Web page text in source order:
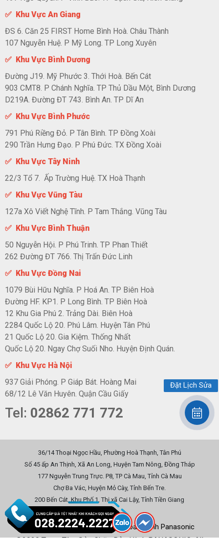
✅ Khu Vực An Giang
ĐS 6. Căn 25 FIRST Home Bình Hoà. Châu Thành
107 Nguyễn Huệ. P Mỹ Long. TP Long Xuyên
✅ Khu Vực Bình Dương
Đường J19. Mỹ Phước 3. Thới Hoà. Bến Cát
903 CMT8. P Chánh Nghĩa. TP Thủ Dầu Một, Bình Dương
D219A. Đường ĐT 743. Bình An. TP Dĩ An
✅ Khu Vực Bình Phước
791 Phú Riềng Đỏ. P Tân Bình. TP Đồng Xoài
290 Trần Hưng Đạo. P Phú Đức. TX Đồng Xoài
✅ Khu Vực Tây Ninh
22/3 Tổ 7. Ấp Trường Huệ. TX Hoà Thạnh
✅ Khu Vực Vũng Tàu
127a Xô Viết Nghệ Tĩnh. P Tam Thắng. Vũng Tàu
✅ Khu Vực Bình Thuận
50 Nguyễn Hội. P Phú Trinh. TP Phan Thiết
262 Đường ĐT 766. Thị Trấn Đức Linh
✅ Khu Vực Đồng Nai
1079 Bùi Hữu Nghĩa. P Hoá An. TP Biên Hoà
Đường HF. KP1. P Long Bình. TP Biên Hoà
12 Khu Gia Phú 2. Trảng Dài. Biên Hoà
2284 Quốc Lộ 20. Phú Lâm. Huyện Tân Phú
21 Quốc Lộ 20. Gia Kiệm. Thống Nhất
Quốc Lộ 20. Ngay Chợ Suối Nho. Huyện Định Quán.
✅ Khu Vực Hà Nội
937 Giải Phóng. P Giáp Bát. Hoàng Mai
68/12 Lê Văn Huyên. Quận Cầu Giấy
Tel: 02862 771 772
Chính sách trả hàng Chính sách bảo hành Panasonic
36/14 Thoại Ngọc Hầu, Phường Hoà Thạnh, Tân Phú
Số 45 ấp An Thịnh, Xã An Long, Huyện Tam Nông, Đồng Tháp
177 Nguyễn Trung Trực. P8, TP Cà Mau, Tỉnh Cà Mau
Chợ Ba Vác, Huyện Mỏ Cày, Tỉnh Bến Tre.
200 Bến Cát, Khu Phố 1, Thị xã Cai Lậy, Tỉnh Tiền Giang
Đặt Lịch Sửa